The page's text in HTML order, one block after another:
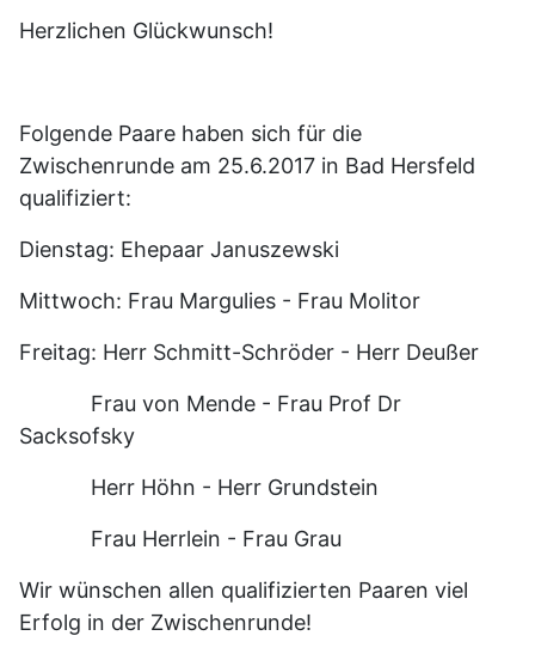
Herzlichen Glückwunsch!
Folgende Paare haben sich für die
Zwischenrunde am 25.6.2017 in Bad Hersfeld
qualifiziert:
Dienstag: Ehepaar Januszewski
Mittwoch: Frau Margulies - Frau Molitor
Freitag: Herr Schmitt-Schröder - Herr Deußer
Frau von Mende - Frau Prof Dr
Sacksofsky
Herr Höhn - Herr Grundstein
Frau Herrlein - Frau Grau
Wir wünschen allen qualifizierten Paaren viel
Erfolg in der Zwischenrunde!